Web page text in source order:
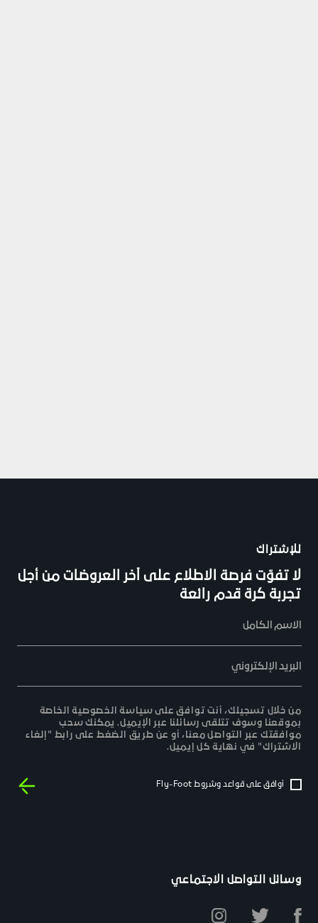
للإشتراك
لا تفوّت فرصة الاطلاع على آخر العروضات من أجل
تجربة كرة قدم رائعة
الاسم الكامل
البريد الإلكتروني
من خلال تسجيلك، أنت توافق على سياسة الخصوصية الخاصة
بموقعنا وسوف تتلقى رسائلنا عبر الإيميل. يمكنك سحب
موافقتك عبر التواصل معنا، أو عن طريق الضغط على رابط "إلغاء
الاشتراك" في نهاية كل إيميل.
أوافق على قواعد وشروط Fly-Foot
وسائل التواصل الاجتماعي